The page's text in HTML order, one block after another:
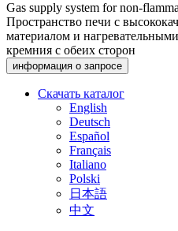
Gas supply system for non-
Пространство печи с
материалом и
кремния с обеих сторон
информация о запросе
Скачать каталог
English
Deutsch
Español
Français
Italiano
Polski
日本語
中文